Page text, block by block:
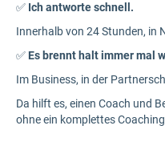
✅ Ich antworte schnell.
Innerhalb von 24 Stunden, in
✅ Es brennt halt immer mal
Im Business, in der
Da hilft es, einen Coach und
ohne ein komplettes